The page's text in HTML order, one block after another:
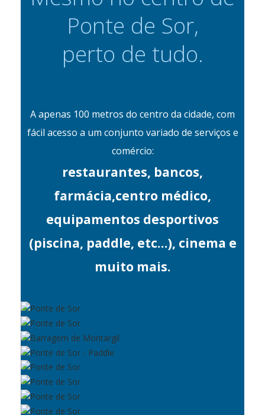
Ponte de Sor,
perto de tudo.
A apenas 100 metros do centro da cidade, com
fácil acesso a um conjunto variado de serviços e
comércio:
restaurantes, bancos,
farmácia,centro médico,
equipamentos desportivos
(piscina, paddle, etc…), cinema e
muito mais.